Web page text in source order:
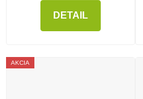
DETAIL
AKCIA